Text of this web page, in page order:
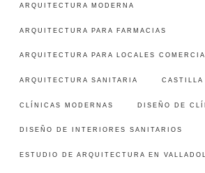
ARQUITECTURA MODERNA
ARQUITECTURA PARA FARMACIAS
ARQUITECTURA PARA LOCALES
ARQUITECTURA SANITARIA CASTILLA
CLÍNICAS MODERNAS DISEÑO DE
DISEÑO DE INTERIORES SANITARIOS
ESTUDIO DE ARQUITECTURA EN